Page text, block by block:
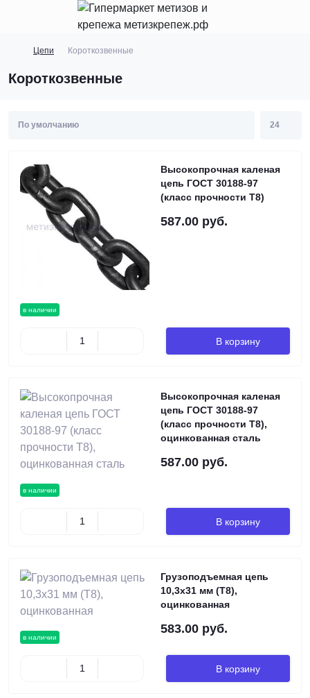
Цепи Короткозвенные
Короткозвенные
в наличии
Высокопрочная каленая
цепь ГОСТ 30188-97
(класс прочности Т8)
587.00 руб.
В корзину
в наличии
Высокопрочная каленая
цепь ГОСТ 30188-97
(класс прочности Т8),
оцинкованная сталь
587.00 руб.
В корзину
в наличии
Грузоподъемная цепь
10,3х31 мм (Т8),
оцинкованная
583.00 руб.
В корзину